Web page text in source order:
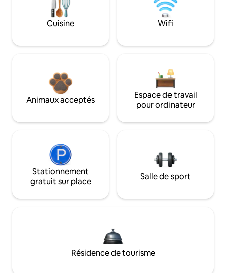
Cuisine Wifi
Animaux acceptés
Espace de travail
pour ordinateur
Stationnement
gratuit sur place
Salle de sport
Résidence de tourisme